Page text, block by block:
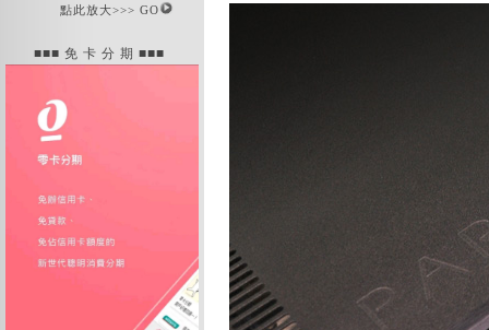
點此放大>>> GO
■■■ 免 卡 分 期 ■■■